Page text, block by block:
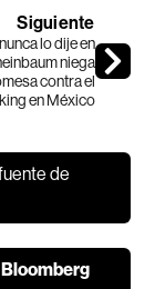
Siguiente
lo dije en
niega
contra el
en México
de
Bloomberg